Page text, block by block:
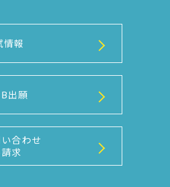
情報
出願
合わせ
求